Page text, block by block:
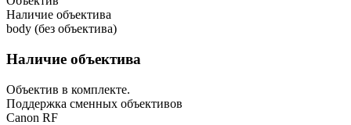
Наличие объектива
body (без объектива)
Наличие объектива
Объектив в комплекте.
Поддержка сменных объективов
Canon RF